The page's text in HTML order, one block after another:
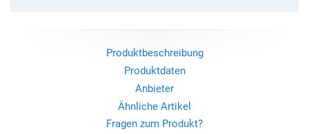
Produktbeschreibung
Produktdaten
Anbieter
Ähnliche Artikel
Fragen zum Produkt?